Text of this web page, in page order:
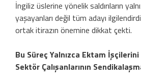
İngiliz üslerine yönelik saldırıların
yaşayanları değil tüm adayı
ortak itirazın önemine dikkat çekti.
Bu Süreç Yalnızca Ektam
Sektör Çalışanlarının